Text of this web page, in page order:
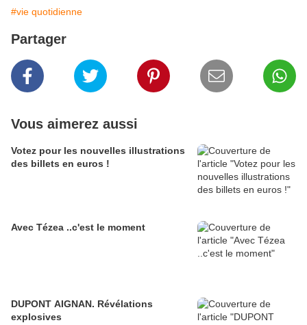
#vie quotidienne
Partager
Vous aimerez aussi
Votez pour les nouvelles illustrations
des billets en euros !
Avec Tézea ..c'est le moment
DUPONT AIGNAN. Révélations
explosives